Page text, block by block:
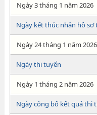
Ngày 3 tháng 1 năm 2026
Ngày kết thúc nhận hồ sơ
Ngày 24 tháng 1 năm
Ngày thi tuyển
Ngày 1 tháng 2 năm 2026
Ngày công bố kết quả thi